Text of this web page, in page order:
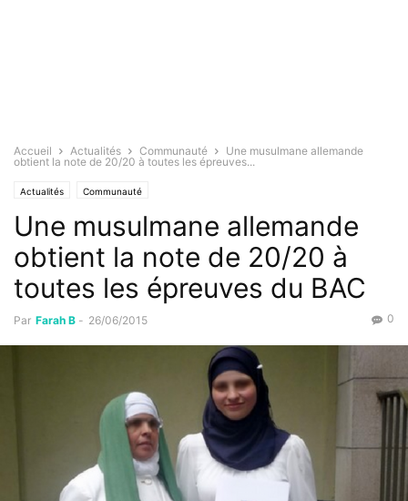
Accueil Actualités Communauté
Une musulmane allemande
obtient la note de 20/20 à toutes les épreuves...
Actualités Communauté
Une musulmane allemande
obtient la note de 20/20 à
toutes les épreuves du BAC
Par Farah B - 26/06/2015 0